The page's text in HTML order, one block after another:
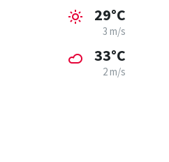
29°C
3 m/s
33°C
2 m/s